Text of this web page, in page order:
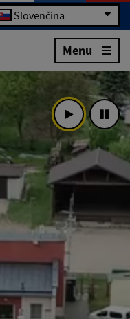
Slovenčina
Menu